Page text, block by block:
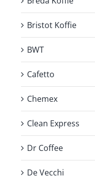
Bristot Koffie
BWT
Cafetto
Chemex
Clean Express
Dr Coffee
De Vecchi